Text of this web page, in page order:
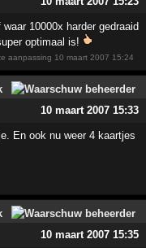
10000x harder gedraaid
optimaal is!
aanpassing 10 maart 2007 15:24
10 maart 2007 15:33
En ook nu weer 4 kaartjes
10 maart 2007 15:35